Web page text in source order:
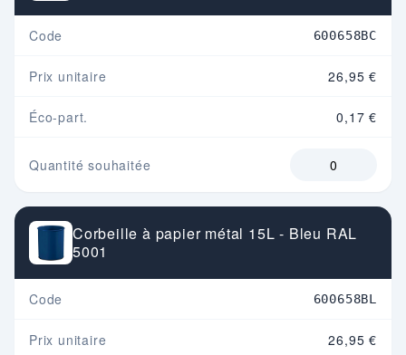
Code 600658BC
Prix unitaire 26,95 €
Éco-part. 0,17 €
Quantité souhaitée
Corbeille à papier métal 15L - Bleu RAL
5001
Code 600658BL
Prix unitaire 26,95 €